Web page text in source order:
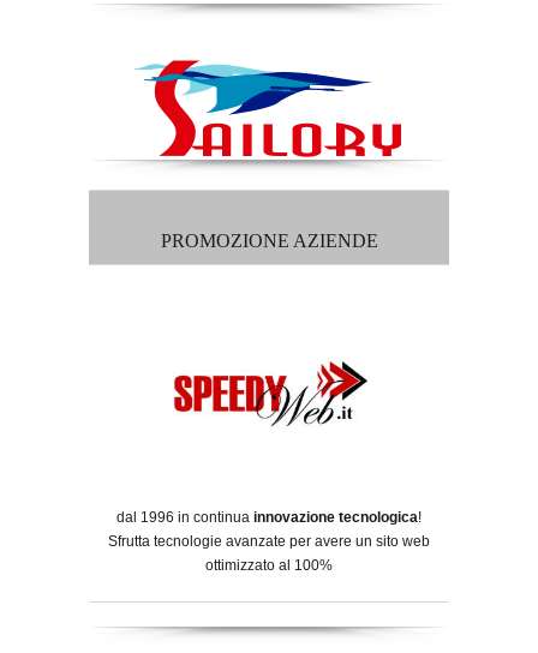
PROMOZIONE AZIENDE
dal 1996 in continua innovazione tecnologica!
Sfrutta tecnologie avanzate per avere un sito web
ottimizzato al 100%